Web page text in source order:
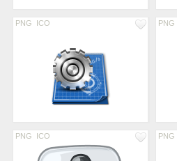
PNG ICO PNG
PNG ICO PNG